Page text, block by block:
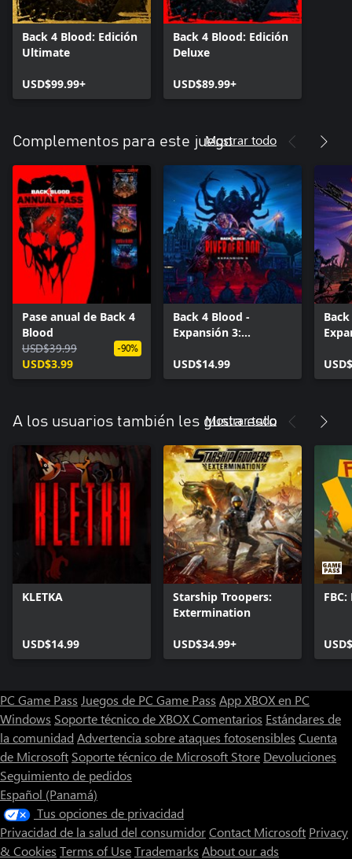
Back 4 Blood: Edición
Ultimate
USD$99.99+
Back 4 Blood: Edición
Deluxe
USD$89.99+
Complementos para este juegoMostrar todo
Pase anual de Back 4
Blood
USD$39.99
USD$3.99
-90%
Back 4 Blood -
Expansión 3:
USD$14.99
A los usuarios también les gusta esto
Mostrar todo
KLETKA
USD$14.99
Starship Troopers:
Extermination
USD$34.99+
PC Game Pass Juegos de PC Game Pass App XBOX en PC
Windows Soporte técnico de XBOXComentarios Estándares de
la comunidad Advertencia sobre ataques fotosensibles Cuenta
de Microsoft Soporte técnico de Microsoft Store Devoluciones
Seguimiento de pedidos
Español (Panamá)
Tus opciones de privacidad
Privacidad de la salud del consumidorContact Microsoft Privacy
& Cookies Terms of UseTrademarks About our ads